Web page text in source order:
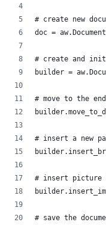
# create new
doc =
# create and
builder =
# move to the
# insert a new
# insert picture
# save the